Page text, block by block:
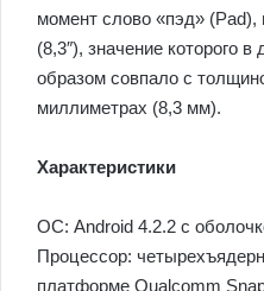
момент слово «пэд» (Pad),
(8,3″), значение которого
образом совпало с
миллиметрах (8,3 мм).
Характеристики
ОС: Android 4.2.2 с
Процессор:
платформе Qualcomm